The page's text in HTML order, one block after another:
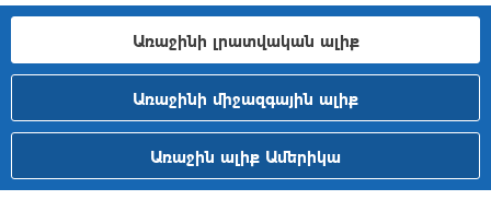
Առաջինի լրատվական ալիք
Առաջինի միջազգային ալիք
Առաջին ալիք Ամերիկա